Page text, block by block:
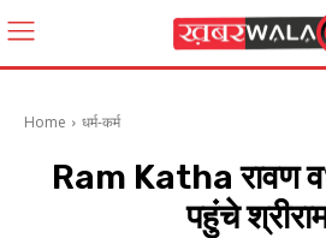
Home धर्म-कर्म
Ram Katha रावण
पहुंचे